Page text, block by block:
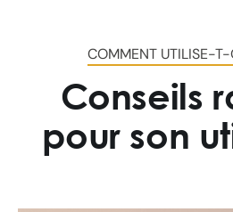
COMMENT UTILISE-
Conseils
pour son